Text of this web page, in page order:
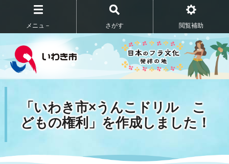
メニュ－ さがす 閲覧補助
「いわき市×うんこドリル こ
どもの権利」を作成しました！